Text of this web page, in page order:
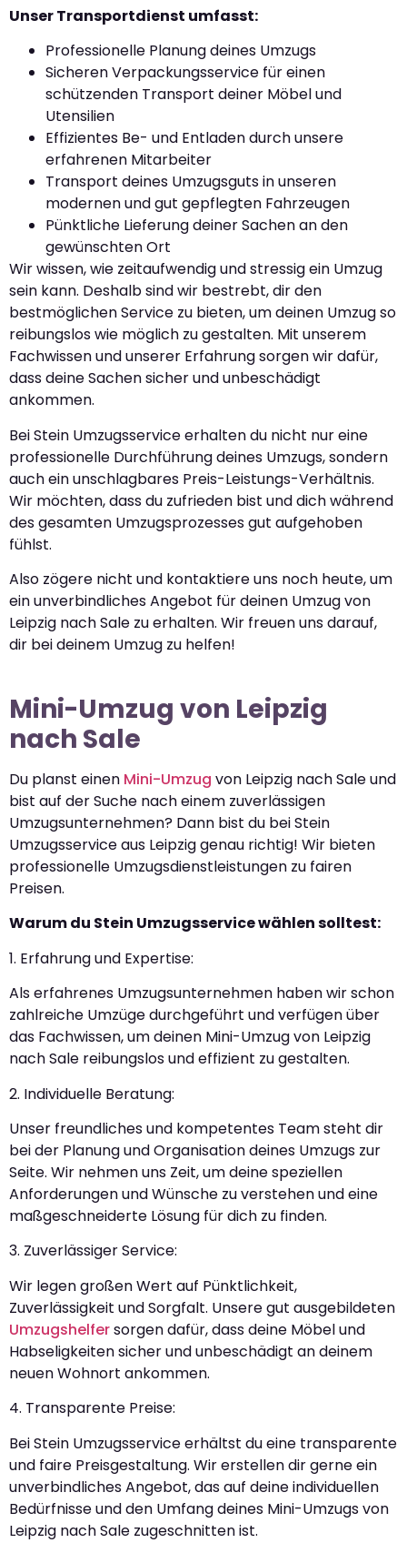
Unser Transportdienst umfasst:
Professionelle Planung deines Umzugs
Sicheren Verpackungsservice für einen
schützenden Transport deiner Möbel und
Utensilien
Effizientes Be- und Entladen durch unsere
erfahrenen Mitarbeiter
Transport deines Umzugsguts in unseren
modernen und gut gepflegten Fahrzeugen
Pünktliche Lieferung deiner Sachen an den
gewünschten Ort
Wir wissen, wie zeitaufwendig und stressig ein Umzug
sein kann. Deshalb sind wir bestrebt, dir den
bestmöglichen Service zu bieten, um deinen Umzug so
reibungslos wie möglich zu gestalten. Mit unserem
Fachwissen und unserer Erfahrung sorgen wir dafür,
dass deine Sachen sicher und unbeschädigt
ankommen.
Bei Stein Umzugsservice erhalten du nicht nur eine
professionelle Durchführung deines Umzugs, sondern
auch ein unschlagbares Preis-Leistungs-Verhältnis.
Wir möchten, dass du zufrieden bist und dich während
des gesamten Umzugsprozesses gut aufgehoben
fühlst.
Also zögere nicht und kontaktiere uns noch heute, um
ein unverbindliches Angebot für deinen Umzug von
Leipzig nach Sale zu erhalten. Wir freuen uns darauf,
dir bei deinem Umzug zu helfen!
Mini-Umzug von Leipzig
nach Sale
Du planst einen Mini-Umzug von Leipzig nach Sale und
bist auf der Suche nach einem zuverlässigen
Umzugsunternehmen? Dann bist du bei Stein
Umzugsservice aus Leipzig genau richtig! Wir bieten
professionelle Umzugsdienstleistungen zu fairen
Preisen.
Warum du Stein Umzugsservice wählen solltest:
1. Erfahrung und Expertise:
Als erfahrenes Umzugsunternehmen haben wir schon
zahlreiche Umzüge durchgeführt und verfügen über
das Fachwissen, um deinen Mini-Umzug von Leipzig
nach Sale reibungslos und effizient zu gestalten.
2. Individuelle Beratung:
Unser freundliches und kompetentes Team steht dir
bei der Planung und Organisation deines Umzugs zur
Seite. Wir nehmen uns Zeit, um deine speziellen
Anforderungen und Wünsche zu verstehen und eine
maßgeschneiderte Lösung für dich zu finden.
3. Zuverlässiger Service:
Wir legen großen Wert auf Pünktlichkeit,
Zuverlässigkeit und Sorgfalt. Unsere gut ausgebildeten
Umzugshelfersorgen dafür, dass deine Möbel und
Habseligkeiten sicher und unbeschädigt an deinem
neuen Wohnort ankommen.
4. Transparente Preise:
Bei Stein Umzugsservice erhältst du eine transparente
und faire Preisgestaltung. Wir erstellen dir gerne ein
unverbindliches Angebot, das auf deine individuellen
Bedürfnisse und den Umfang deines Mini-Umzugs von
Leipzig nach Sale zugeschnitten ist.